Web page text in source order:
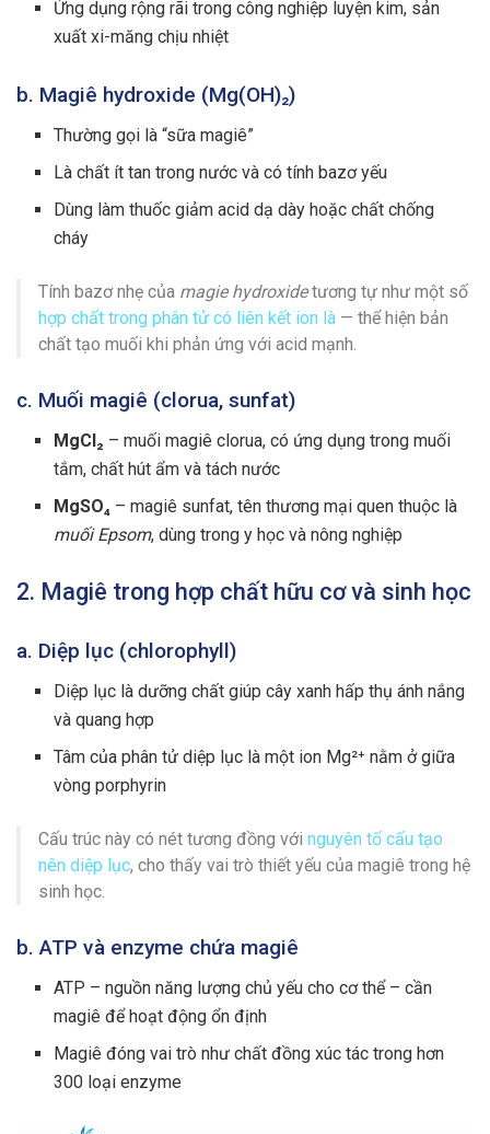
Ứng dụng rộng rãi trong công nghiệp luyện kim, sản
xuất xi-măng chịu nhiệt
b. Magiê hydroxide (Mg(OH)₂)
Thường gọi là “sữa magiê”
Là chất ít tan trong nước và có tính bazơ yếu
Dùng làm thuốc giảm acid dạ dày hoặc chất chống
cháy
Tính bazơ nhẹ của magie hydroxidetương tự như một số
hợp chất trong phân tử có liên kết ion là — thể hiện bản
chất tạo muối khi phản ứng với acid mạnh.
c. Muối magiê (clorua, sunfat)
MgCl₂ – muối magiê clorua, có ứng dụng trong muối
tắm, chất hút ẩm và tách nước
MgSO₄ – magiê sunfat, tên thương mại quen thuộc là
muối Epsom, dùng trong y học và nông nghiệp
2. Magiê trong hợp chất hữu cơ và sinh học
a. Diệp lục (chlorophyll)
Diệp lục là dưỡng chất giúp cây xanh hấp thụ ánh nắng
và quang hợp
Tâm của phân tử diệp lục là một ion Mg²⁺ nằm ở giữa
vòng porphyrin
Cấu trúc này có nét tương đồng với nguyên tố cấu tạo
nên diệp lục, cho thấy vai trò thiết yếu của magiê trong hệ
sinh học.
b. ATP và enzyme chứa magiê
ATP – nguồn năng lượng chủ yếu cho cơ thể – cần
magiê để hoạt động ổn định
Magiê đóng vai trò như chất đồng xúc tác trong hơn
300 loại enzyme